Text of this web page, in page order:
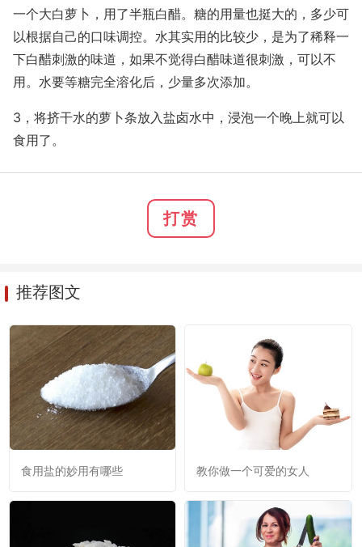
一个大白萝卜，用了半瓶白醋。糖的用量也挺大的，多少可
以根据自己的口味调控。水其实用的比较少，是为了稀释一
下白醋刺激的味道，如果不觉得白醋味道很刺激，可以不
用。水要等糖完全溶化后，少量多次添加。
3，将挤干水的萝卜条放入盐卤水中，浸泡一个晚上就可以
食用了。
打赏
推荐图文
食用盐的妙用有哪些 教你做一个可爱的女人